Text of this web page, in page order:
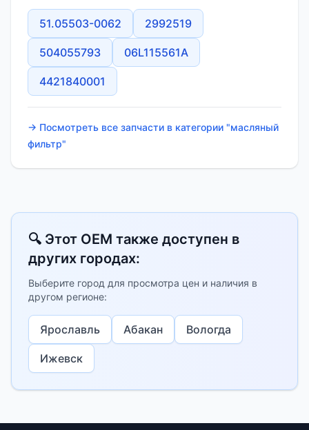
51.05503-0062 2992519
504055793 06L115561A
4421840001
→ Посмотреть все запчасти в категории "масляный
фильтр"
🔍 Этот OEM также доступен в
других городах:
Выберите город для просмотра цен и наличия в
другом регионе:
Ярославль Абакан Вологда
Ижевск